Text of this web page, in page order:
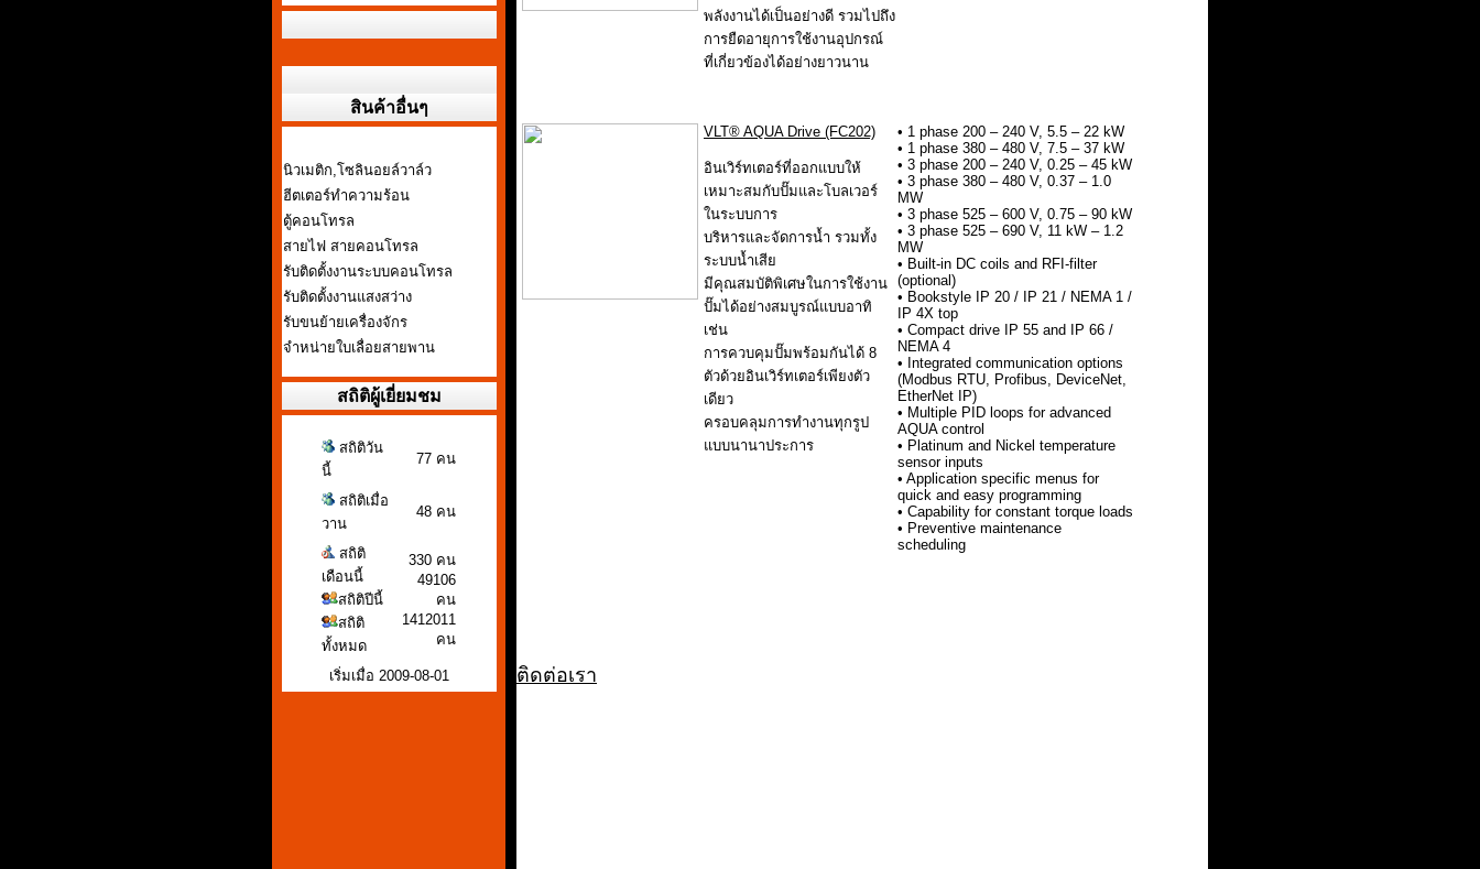
สินค้าอื่นๆ
นิวเมติก,โซลินอยล์วาล์ว
ฮีตเตอร์ทำความร้อน
ตู้คอนโทรล
สายไฟ สายคอนโทรล
รับติดตั้งงานระบบคอนโทรล
รับติดตั้งงานแสงสว่าง
รับขนย้ายเครื่องจักร
จำหน่ายใบเลื่อยสายพาน
สถิติผู้เยี่ยมชม
สถิติวัน
นี้
77 คน
สถิติเมื่อ
วาน
48 คน
สถิติ
เดือนนี้
สถิติปีนี้
สถิติ
ทั้งหมด
330 คน
49106
คน
1412011
คน
เริ่มเมื่อ 2009-08-01
พลังงานได้เป็นอย่างดี รวมไปถึง
การยืดอายุการใช้งานอุปกรณ์
ที่เกี่ยวข้องได้อย่างยาวนาน
VLT® AQUA Drive (FC202)
อินเวิร์ทเตอร์ที่ออกแบบให้
เหมาะสมกับปั๊มและโบลเวอร์
ในระบบการ
บริหารและจัดการน้ำ รวมทั้ง
ระบบน้ำเสีย
มีคุณสมบัติพิเศษในการใช้งาน
ปั๊มได้อย่างสมบูรณ์แบบอาทิ
เช่น
การควบคุมปั๊มพร้อมกันได้ 8
ตัวด้วยอินเวิร์ทเตอร์เพียงตัว
เดียว
ครอบคลุมการทำงานทุกรูป
แบบนานาประการ
• 1 phase 200 – 240 V, 5.5 – 22 kW
• 1 phase 380 – 480 V, 7.5 – 37 kW
• 3 phase 200 – 240 V, 0.25 – 45 kW
• 3 phase 380 – 480 V, 0.37 – 1.0
MW
• 3 phase 525 – 600 V, 0.75 – 90 kW
• 3 phase 525 – 690 V, 11 kW – 1.2
MW
• Built-in DC coils and RFI-filter
(optional)
• Bookstyle IP 20 / IP 21 / NEMA 1 /
IP 4X top
• Compact drive IP 55 and IP 66 /
NEMA 4
• Integrated communication options
(Modbus RTU, Profibus, DeviceNet,
EtherNet IP)
• Multiple PID loops for advanced
AQUA control
• Platinum and Nickel temperature
sensor inputs
• Application specific menus for
quick and easy programming
• Capability for constant torque loads
• Preventive maintenance
scheduling
ติดต่อเรา